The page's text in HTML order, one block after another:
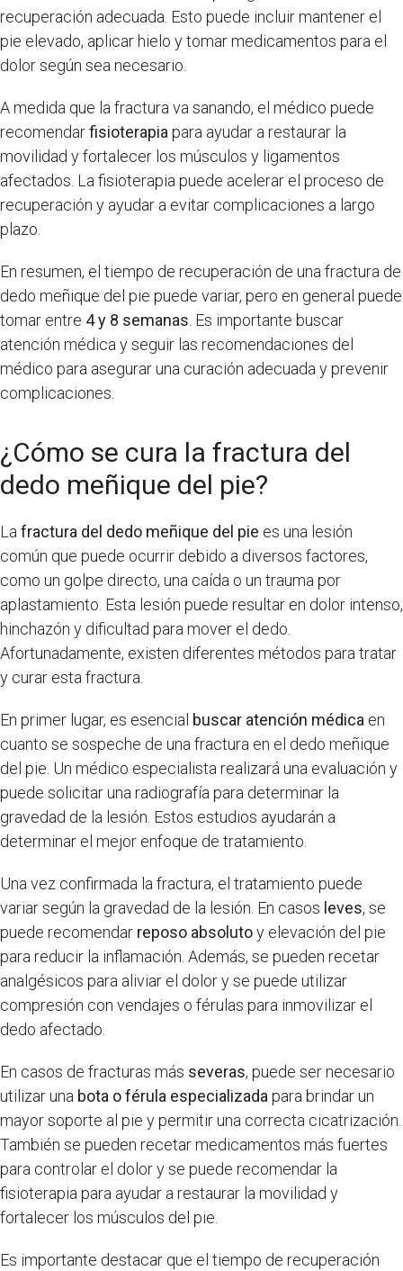
recuperación adecuada. Esto puede incluir mantener el
pie elevado, aplicar hielo y tomar medicamentos para el
dolor según sea necesario.
A medida que la fractura va sanando, el médico puede
recomendarfisioterapiapara ayudar a restaurar la
movilidad y fortalecer los músculos y ligamentos
afectados. La fisioterapia puede acelerar el proceso de
recuperación y ayudar a evitar complicaciones a largo
plazo.
En resumen, el tiempo de recuperación de una fractura de
dedo meñique del pie puede variar, pero en general puede
tomar entre 4 y 8 semanas. Es importante buscar
atención médica y seguir las recomendaciones del
médico para asegurar una curación adecuada y prevenir
complicaciones.
¿Cómo se cura la fractura del
dedo meñique del pie?
Lafractura del dedo meñique del pie es una lesión
común que puede ocurrir debido a diversos factores,
como un golpe directo, una caída o un trauma por
aplastamiento. Esta lesión puede resultar en dolor intenso,
hinchazón y dificultad para mover el dedo.
Afortunadamente, existen diferentes métodos para tratar
y curar esta fractura.
En primer lugar, es esencial buscar atención médica en
cuanto se sospeche de una fractura en el dedo meñique
del pie. Un médico especialista realizará una evaluación y
puede solicitar una radiografía para determinar la
gravedad de la lesión. Estos estudios ayudarán a
determinar el mejor enfoque de tratamiento.
Una vez confirmada la fractura, el tratamiento puede
variar según la gravedad de la lesión. En casos leves, se
puede recomendar reposo absolutoy elevación del pie
para reducir la inflamación. Además, se pueden recetar
analgésicos para aliviar el dolor y se puede utilizar
compresión con vendajes o férulas para inmovilizar el
dedo afectado.
En casos de fracturas más severas, puede ser necesario
utilizar una bota o férula especializadapara brindar un
mayor soporte al pie y permitir una correcta cicatrización.
También se pueden recetar medicamentos más fuertes
para controlar el dolor y se puede recomendar la
fisioterapia para ayudar a restaurar la movilidad y
fortalecer los músculos del pie.
Es importante destacar que el tiempo de recuperación